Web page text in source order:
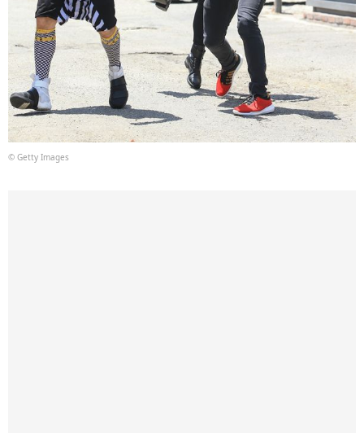
© Getty Images